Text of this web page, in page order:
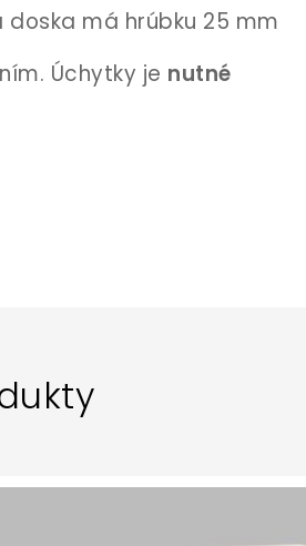
doska má hrúbku 25 mm
Úchytky je nutné